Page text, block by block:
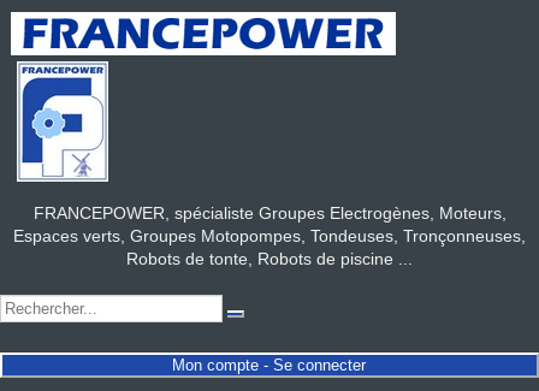
FRANCEPOWER, spécialiste Groupes Electrogènes, Moteurs,
Espaces verts, Groupes Motopompes, Tondeuses, Tronçonneuses,
Robots de tonte, Robots de piscine ...
Mon compte - Se connecter